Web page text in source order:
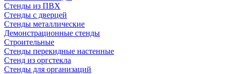
Стенды из ПВХ
Стенды с дверцей
Стенды металлические
Демонстрационные стенды
Строительные
Стенды перекидные настенные
Стенд из оргстекла
Стенды для организаций